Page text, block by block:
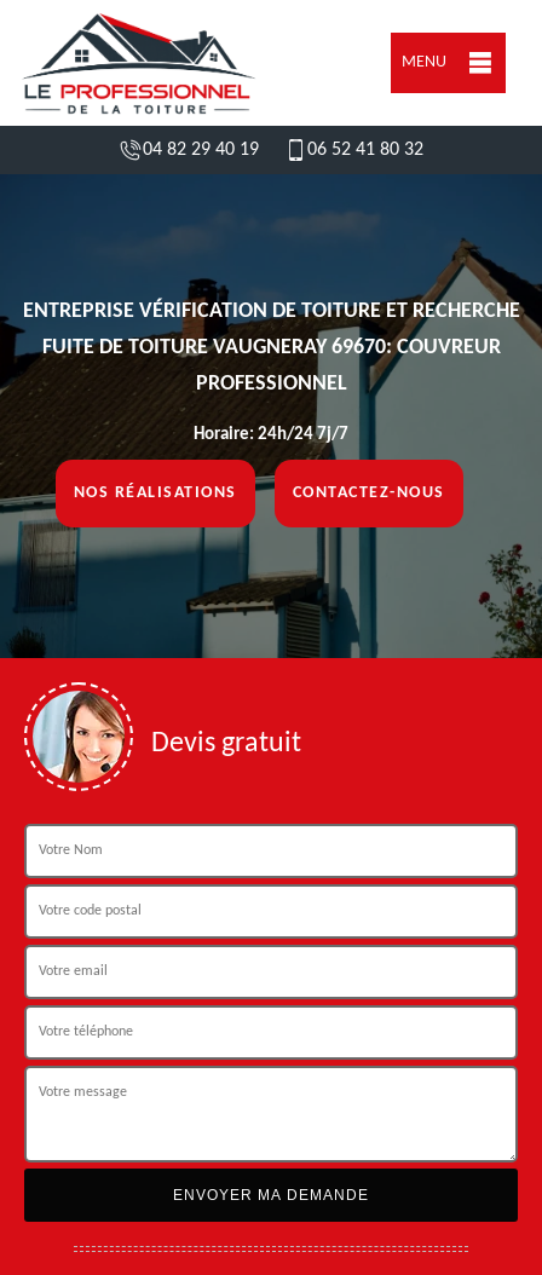
MENU
04 82 29 40 19 06 52 41 80 32
ENTREPRISE VÉRIFICATION DE TOITURE ET RECHERCHE
FUITE DE TOITURE VAUGNERAY 69670: COUVREUR
PROFESSIONNEL
Horaire: 24h/24 7j/7
NOS RÉALISATIONS CONTACTEZ-NOUS
Devis gratuit